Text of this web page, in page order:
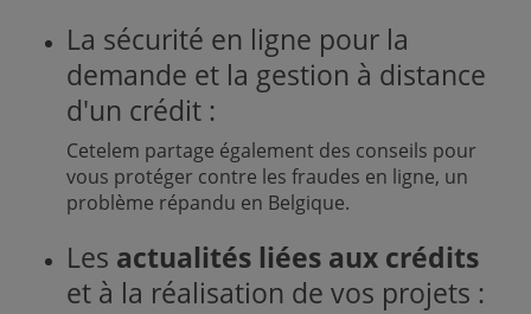
La sécurité en ligne pour la
demande et la gestion à distance
d'un crédit :
Cetelem partage également des conseils pour
vous protéger contre les fraudes en ligne, un
problème répandu en Belgique.
Les actualités liées aux crédits
et à la réalisation de vos projets :